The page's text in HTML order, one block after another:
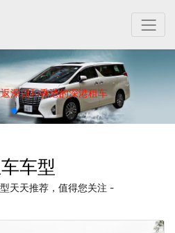
深圳和香港的深港租车
车型
天天推荐，值得您关注 -